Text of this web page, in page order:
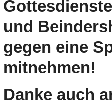
und
gegen eine
mitnehmen!
Danke auch